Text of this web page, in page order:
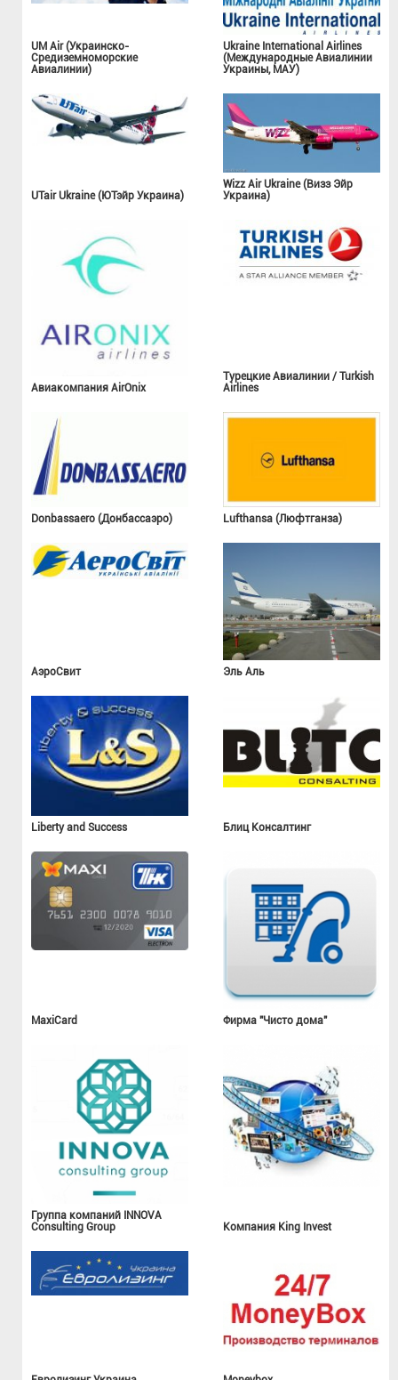
UM Air (Украинско-
Средиземноморские
Авиалинии)
Ukraine International Airlines
(Международные Авиалинии
Украины, МАУ)
UTair Ukraine (ЮТэйр Украина)
Wizz Air Ukraine (Визз Эйр
Украина)
Авиакомпания AirOnix
Турецкие Авиалинии / Turkish
Airlines
Donbassaero (Донбассаэро) Lufthansa (Люфтганза)
АэроСвит Эль Аль
Liberty and Success Блиц Консалтинг
MaxiCard Фирма "Чисто дома"
Группа компаний INNOVA
Consulting Group
Компания King Invest